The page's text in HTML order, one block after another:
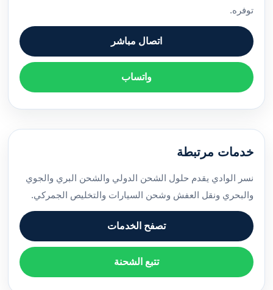
توفره.
اتصال مباشر
واتساب
خدمات مرتبطة
نسر الوادي يقدم حلول الشحن الدولي والشحن البري والجوي
والبحري ونقل العفش وشحن السيارات والتخليص الجمركي.
تصفح الخدمات
تتبع الشحنة